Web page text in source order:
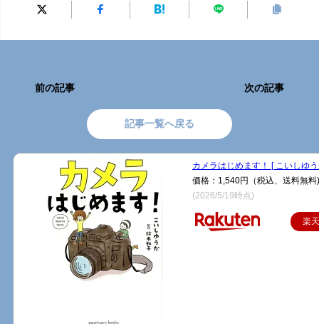
前の記事
記事一覧へ戻る
次の記事
カメラはじめます！ [ こいしゆ
価格：1,540円（税込、送料無料)
(2026/5/19時点)
楽